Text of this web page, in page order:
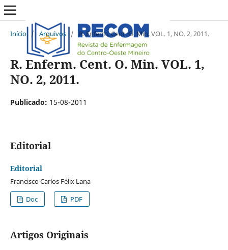
Início / Arquivos / R. Enferm. Cent. O. Min. VOL. 1, NO. 2, 2011.
R. Enferm. Cent. O. Min. VOL. 1,
NO. 2, 2011.
Publicado: 15-08-2011
Editorial
Editorial
Francisco Carlos Félix Lana
Doc
PDF
Artigos Originais